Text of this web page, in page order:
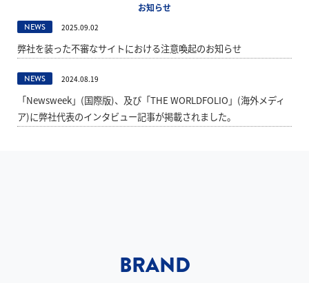
お知らせ
NEWS 2025.09.02
弊社を装った不審なサイトにおける注意喚起のお知らせ
NEWS 2024.08.19
「Newsweek」(国際版)、及び「THE WORLDFOLIO」(海外メディ
ア)に弊社代表のインタビュー記事が掲載されました。
BRAND